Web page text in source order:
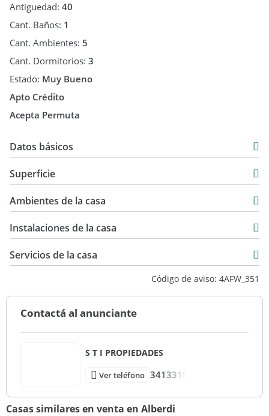
*Para coordinar una cita, deberá ponerse en contacto
mediante los números telefónicos, WhatsApp, correo
electrónico o formulario de consulta y completar los
requerimientos.
Antiguedad: 40
Cant. Baños: 1
Cant. Ambientes: 5
Cant. Dormitorios: 3
Estado: Muy Bueno
Apto Crédito
Acepta Permuta
Datos básicos
Venta
USD 40.000
Superficie
170 m2
100 m2
Ambientes de la casa
Instalaciones de la casa
Servicios de la casa
Código de aviso: 4AFW_351
Contactá al anunciante
S T I PROPIEDADES
Ver teléfono 3413319
Casas similares en venta en Alberdi